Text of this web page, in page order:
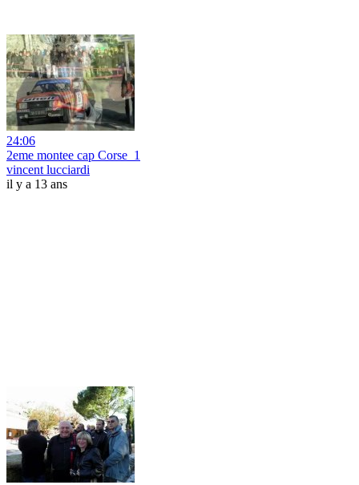
24:06
2eme montee cap Corse_1
vincent lucciardi
il y a 13 ans